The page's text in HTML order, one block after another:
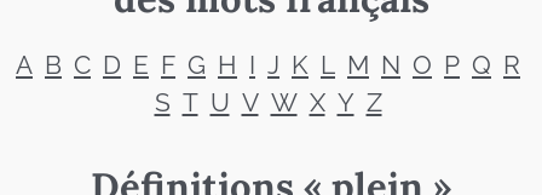
A B C D E F G H I J K L M N O P Q R
S T U V W X Y Z